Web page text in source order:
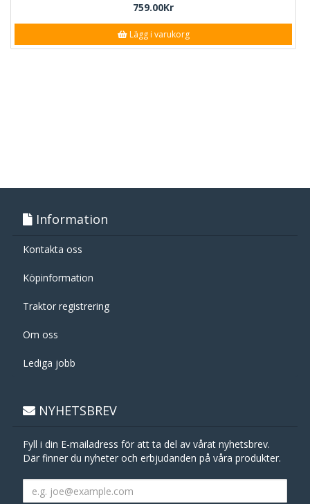
759.00Kr
Lägg i varukorg
Information
Kontakta oss
Köpinformation
Traktor registrering
Om oss
Lediga jobb
NYHETSBREV
Fyll i din E-mailadress för att ta del av vårat nyhetsbrev.
Där finner du nyheter och erbjudanden på våra produkter.